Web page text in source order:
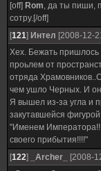
[off] Rom, да ты пиши,
сотру.[/off]
[121] Интел [2008-12-
Хех. Бежать пришлось
проьлем от
отряда
чем ушло Черных. И
Я вышел из-за угла и
закутавшейся
"Именем Императора!!
своего прибытия!!!!"
[122] _Archer_
[2008-